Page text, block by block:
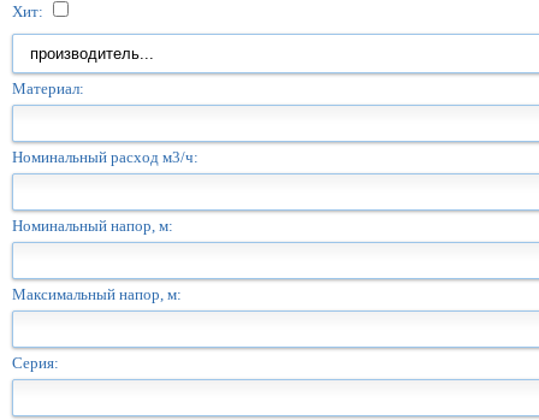
Хит:
Материал:
Номинальный расход м3/ч:
Номинальный напор, м:
Максимальный напор, м:
Серия: